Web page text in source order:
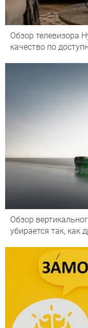
Обзор телевизора
качество по
Обзор
убирается так, как